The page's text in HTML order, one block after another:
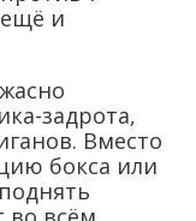
ещё и
задрота,
Вместо
бокса или